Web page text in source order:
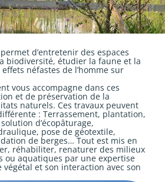
d’entretenir des espaces
biodiversité, étudier la faune et la
néfastes de l’homme sur
vous accompagne dans ces
et de préservation de la
naturels. Ces travaux peuvent
: Terrassement, plantation,
d’écopâturage,
pose de géotextile,
de berges… Tout est mis en
réhabiliter, renaturer des milieux
ou aquatiques par une expertise
végétal et son interaction avec son